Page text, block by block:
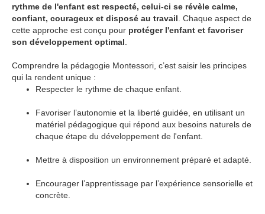
rythme de l'enfant est respecté, celui-ci se révèle calme,
confiant, courageux et disposé au travail . Chaque aspect de
cette approche est conçu pour protéger l'enfant et favoriser
son développement optimal
Comprendre la pédagogie Montessori, c’est saisir les principes
qui la rendent unique :
Respecter le rythme de chaque enfant.
Favoriser l’autonomie et la liberté guidée, en utilisant un
matériel pédagogique qui répond aux besoins naturels de
chaque étape du développement de l'enfant.
Mettre à disposition un environnement préparé et adapté.
Encourager l’apprentissage par l’expérience sensorielle et
concrète.